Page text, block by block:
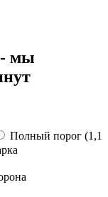
- мы
Полный порог (1,1